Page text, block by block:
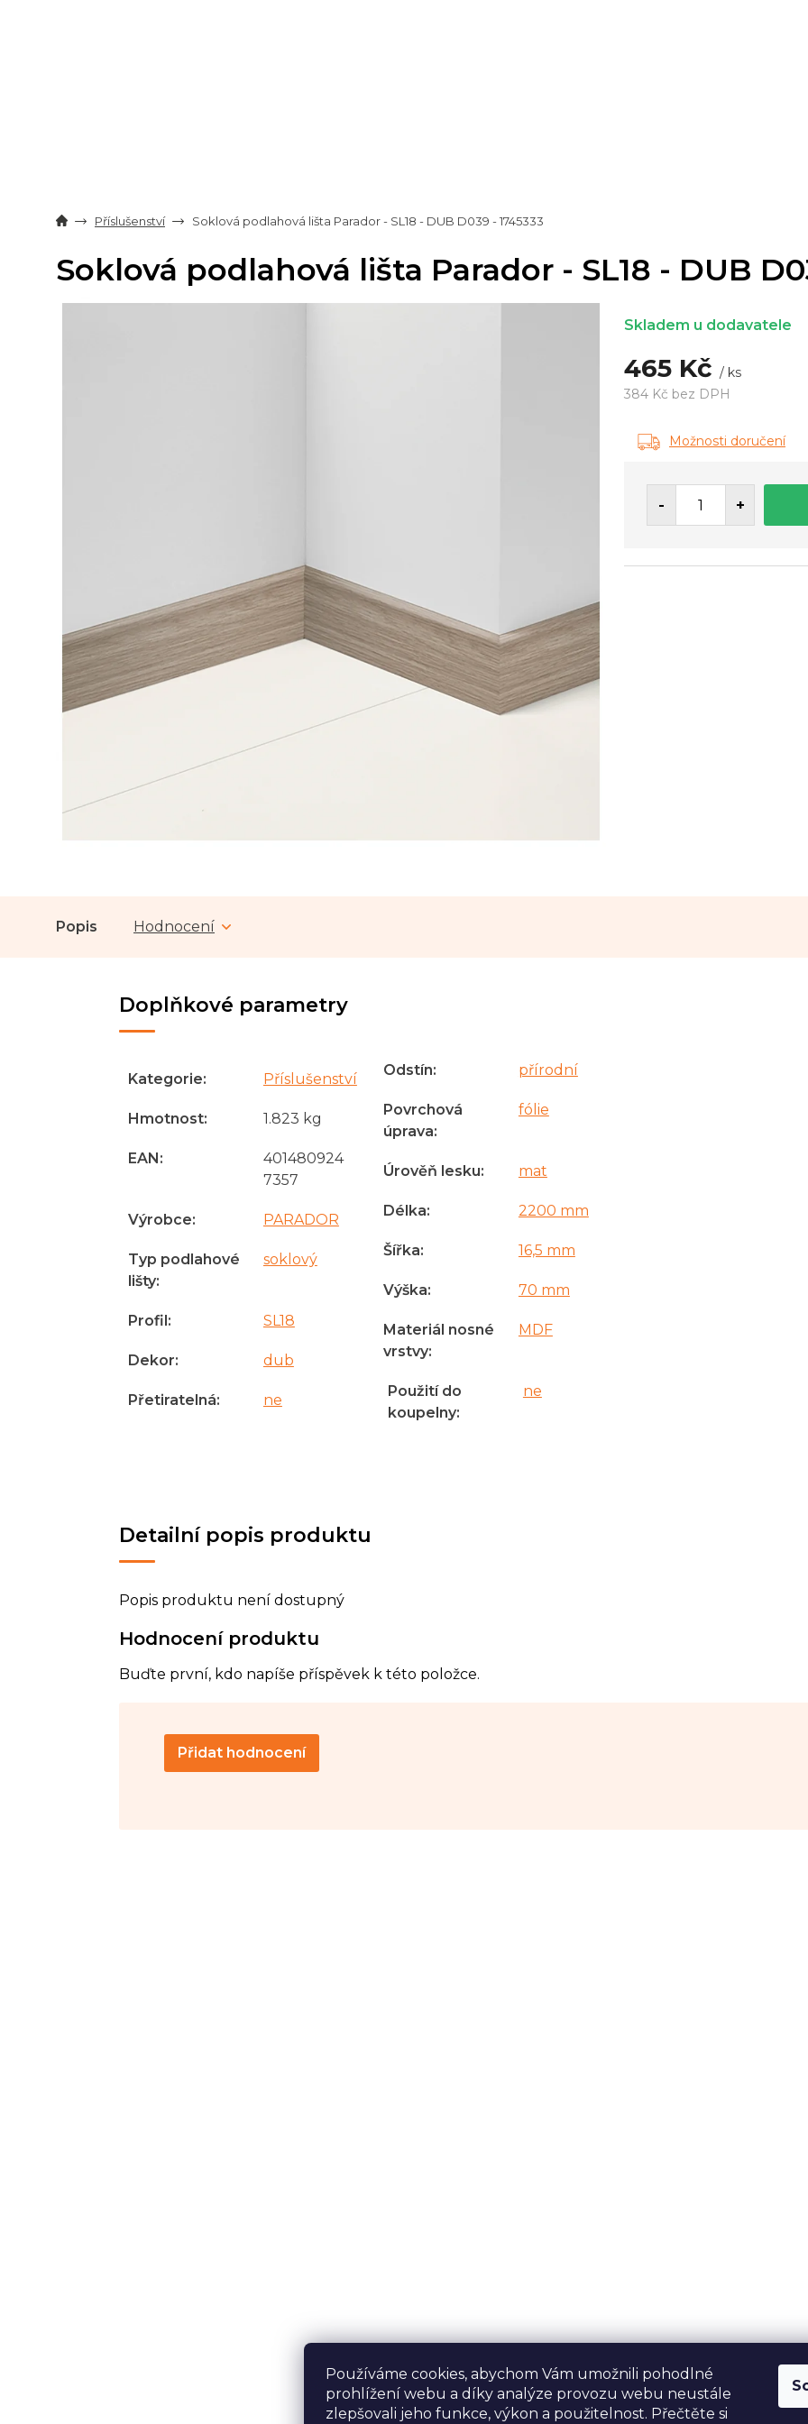
Používáme cookies, abychom Vám umožnili pohodlné
prohlížení webu a díky analýze provozu webu neustále
zlepšovali jeho funkce, výkon a použitelnost. Přečtěte si
Příslušenství Soklová podlahová lišta Parador - SL18 - DUB D039 - 1745333
Soklová podlahová lišta Parador - SL18 - DUB
465 Kč / ks
384 Kč bez DPH
cena:
Skladem u dodavatele
Možnosti doručení
Popis Hodnocení
Detailní popis produktu
Popis produktu není dostupný
Doplňkové parametry
Kategorie: Příslušenství
Hmotnost: 1.823 kg
EAN:
401480924
7357
Výrobce: PARADOR
Typ podlahové
lišty:
soklový
Profil: SL18
Dekor: dub
Přetiratelná: ne
Odstín: přírodní
Povrchová
úprava:
fólie
Úrověň lesku: mat
Délka: 2200 mm
Šířka: 16,5 mm
Výška: 70 mm
Materiál nosné
vrstvy:
MDF
Použití do
koupelny:
ne
Hodnocení produktu
Buďte první, kdo napíše příspěvek k této položce.
Přidat hodnocení